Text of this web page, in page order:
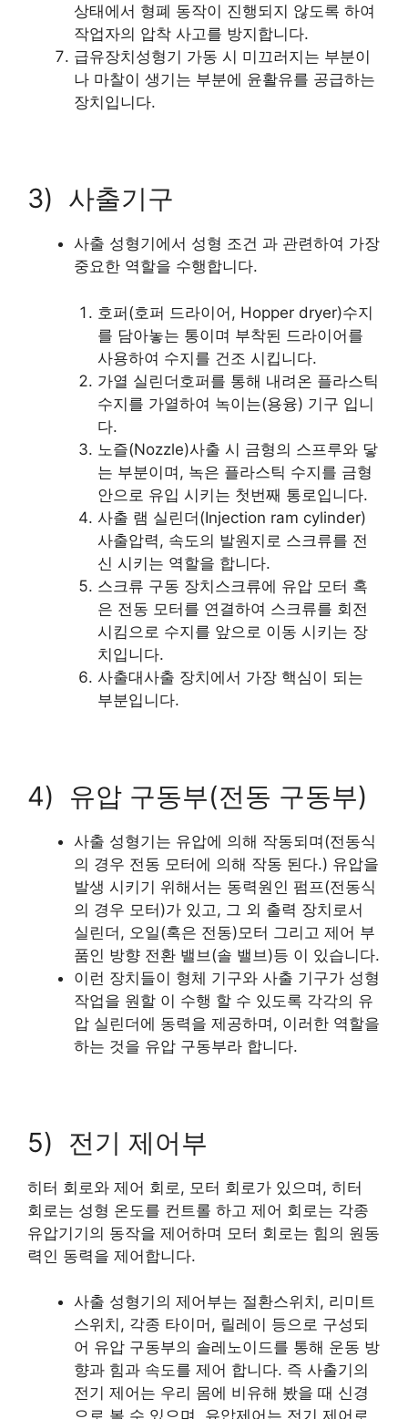
상태에서 형폐 동작이 진행되지 않도록 하여
작업자의 압착 사고를 방지합니다.
급유장치성형기 가동 시 미끄러지는 부분이
나 마찰이 생기는 부분에 윤활유를 공급하는
장치입니다.
3) 사출기구
사출 성형기에서 성형 조건 과 관련하여 가장
중요한 역할을 수행합니다.
호퍼(호퍼 드라이어, Hopper dryer)수지
를 담아놓는 통이며 부착된 드라이어를
사용하여 수지를 건조 시킵니다.
가열 실린더호퍼를 통해 내려온 플라스틱
수지를 가열하여 녹이는(용융) 기구 입니
다.
노즐(Nozzle)사출 시 금형의 스프루와 닿
는 부분이며, 녹은 플라스틱 수지를 금형
안으로 유입 시키는 첫번째 통로입니다.
사출 램 실린더(Injection ram cylinder)
사출압력, 속도의 발원지로 스크류를 전
신 시키는 역할을 합니다.
스크류 구동 장치스크류에 유압 모터 혹
은 전동 모터를 연결하여 스크류를 회전
시킴으로 수지를 앞으로 이동 시키는 장
치입니다.
사출대사출 장치에서 가장 핵심이 되는
부분입니다.
4) 유압 구동부(전동 구동부)
사출 성형기는 유압에 의해 작동되며(전동식
의 경우 전동 모터에 의해 작동 된다.) 유압을
발생 시키기 위해서는 동력원인 펌프(전동식
의 경우 모터)가 있고, 그 외 출력 장치로서
실린더, 오일(혹은 전동)모터 그리고 제어 부
품인 방향 전환 밸브(솔 밸브)등 이 있습니다.
이런 장치들이 형체 기구와 사출 기구가 성형
작업을 원할 이 수행 할 수 있도록 각각의 유
압 실린더에 동력을 제공하며, 이러한 역할을
하는 것을 유압 구동부라 합니다.
5) 전기 제어부
히터 회로와 제어 회로, 모터 회로가 있으며, 히터
회로는 성형 온도를 컨트롤 하고 제어 회로는 각종
유압기기의 동작을 제어하며 모터 회로는 힘의 원동
력인 동력을 제어합니다.
사출 성형기의 제어부는 절환스위치, 리미트
스위치, 각종 타이머, 릴레이 등으로 구성되
어 유압 구동부의 솔레노이드를 통해 운동 방
향과 힘과 속도를 제어 합니다. 즉 사출기의
전기 제어는 우리 몸에 비유해 봤을 때 신경